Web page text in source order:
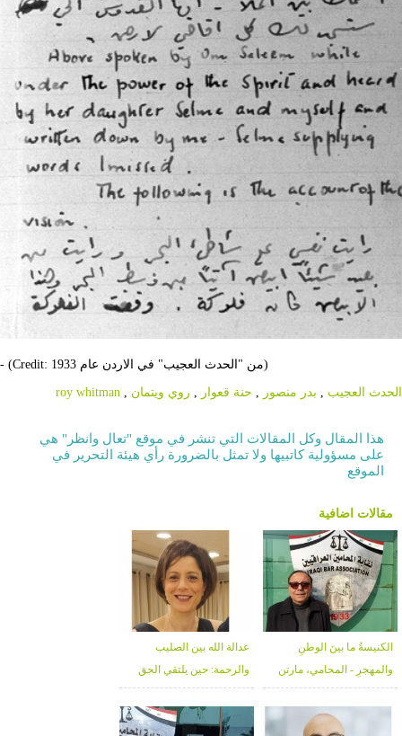
- (Credit: من "الحدث العجيب" في الاردن عام 1933)
roy whitman , الحدث العجيب , بدر منصور , حنة قعوار , روي ويتمان
هذا المقال وكل المقالات التي تنشر في موقع "تعال وانظر" هي
على مسؤولية كاتبيها ولا تمثل بالضرورة رأي هيئة التحرير في
الموقع
مقالات اضافية
الكنيسةُ ما بينَ الوطنِ
والمهجرِ - المحامي، مارتن
كورش تمرس لولو
عدالة الله بين الصليب
والرحمة: حين يلتقي الحق
بالغفران - د. خلوب قعوار